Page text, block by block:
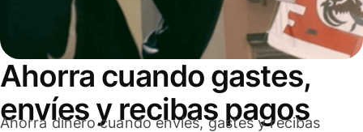
Ahorra cuando gastes,
envíes y recibas pagos
Ahorra dinero cuando envíes, gastes y recibas